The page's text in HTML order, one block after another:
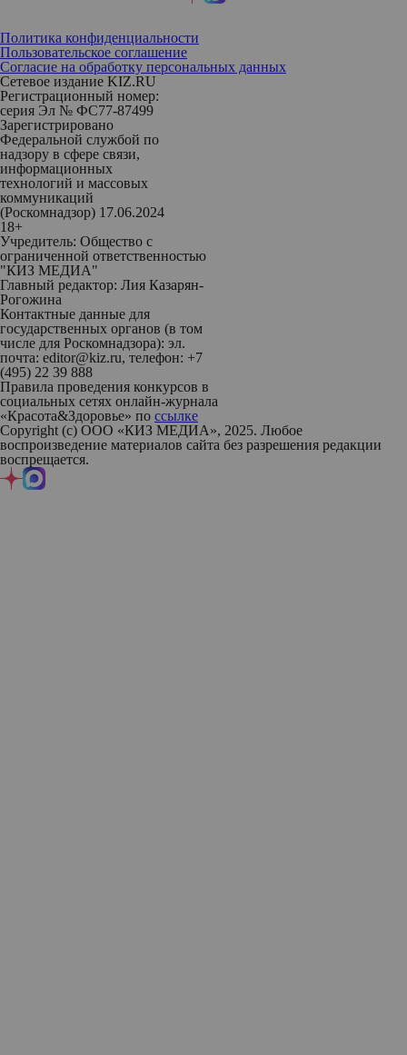
Политика конфиденциальности
Пользовательское соглашение
Согласие на обработку персональных данных
Сетевое издание KIZ.RU
Регистрационный номер:
серия Эл № ФС77-87499
Зарегистрировано
Федеральной службой по
надзору в сфере связи,
информационных
технологий и массовых
коммуникаций
(Роскомнадзор) 17.06.2024
18+
Учредитель: Общество с
ограниченной ответственностью
"КИЗ МЕДИА"
Главный редактор: Лия Казарян-
Рогожина
Контактные данные для
государственных органов (в том
числе для Роскомнадзора): эл.
почта: editor@kiz.ru, телефон: +7
(495) 22 39 888
Правила проведения конкурсов в
социальных сетях онлайн-журнала
«Красота&Здоровье» по ссылке
Copyright (с) ООО «КИЗ МЕДИА», 2025. Любое
воспроизведение материалов сайта без разрешения редакции
воспрещается.